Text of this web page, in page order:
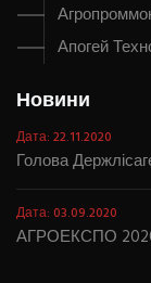
Апогей
Новини
Дата: 22.11.2020
Голова
Дата: 03.09.2020
АГРОЕКСПО